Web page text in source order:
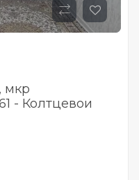
мкр
- Колтцевои